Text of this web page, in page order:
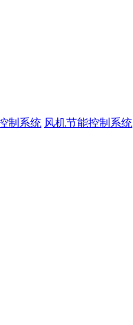
制系统 风机节能控制系统